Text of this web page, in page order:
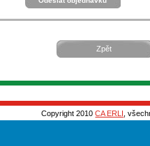
Zpět
Copyright 2010CA ERLI ,